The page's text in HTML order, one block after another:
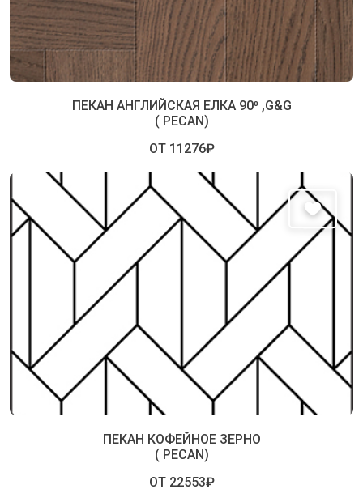
ПЕКАН АНГЛИЙСКАЯ ЕЛКА 90⁰ ,G&G
( PECAN)
ОТ 11276₽
ПЕКАН КОФЕЙНОЕ ЗЕРНО
( PECAN)
ОТ 22553₽